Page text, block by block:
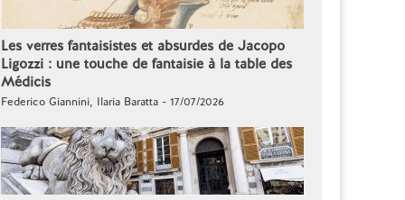
Les verres fantaisistes et absurdes de Jacopo
Ligozzi : une touche de fantaisie à la table des
Médicis
Federico Giannini, Ilaria Baratta - 17/07/2026